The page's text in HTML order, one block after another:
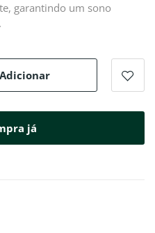
garantindo um sono
Adicionar
já